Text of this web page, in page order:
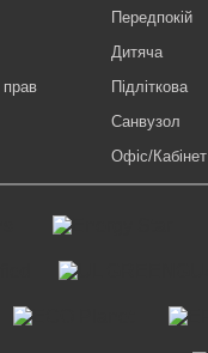
Передпокій
Дитяча
Підліткова
Санвузол
Офіс/Кабінет